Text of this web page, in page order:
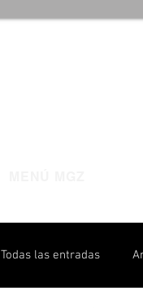
Todas las entradas